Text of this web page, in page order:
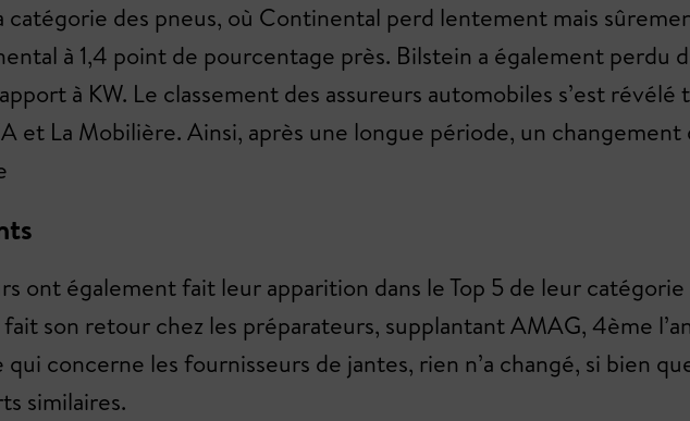
catégorie des pneus, où Continental perd lentement mais
à 1,4 point de pourcentage près. Bilstein a également perdu
à KW. Le classement des assureurs automobiles s’est révélé
et La Mobilière. Ainsi, après une longue période, un
ont également fait leur apparition dans le Top 5 de leur
fait son retour chez les préparateurs, supplantant AMAG, 4ème
concerne les fournisseurs de jantes, rien n’a changé, si bien
similaires.